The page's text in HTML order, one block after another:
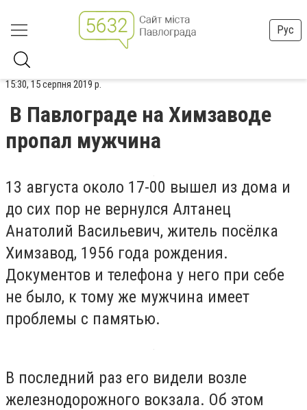
Рус
15:30, 15 серпня 2019 р.
В Павлограде на Химзаводе
пропал мужчина
13 августа около 17-00 вышел из дома и
до сих пор не вернулся Алтанец
Анатолий Васильевич, житель посёлка
Химзавод, 1956 года рождения.
Документов и телефона у него при себе
не было, к тому же мужчина имеет
проблемы с памятью.
В последний раз его видели возле
железнодорожного вокзала. Об этом